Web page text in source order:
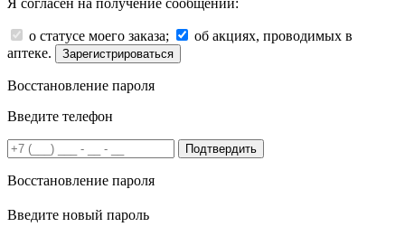
Я согласен на получение сообщений:
о статусе моего заказа;
об акциях, проводимых в
аптеке.
Зарегистрироваться
Восстановление пароля
Введите телефон
Подтвердить
Восстановление пароля
Введите новый пароль